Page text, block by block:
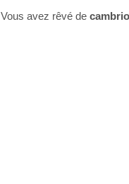
Vous avez rêvé de